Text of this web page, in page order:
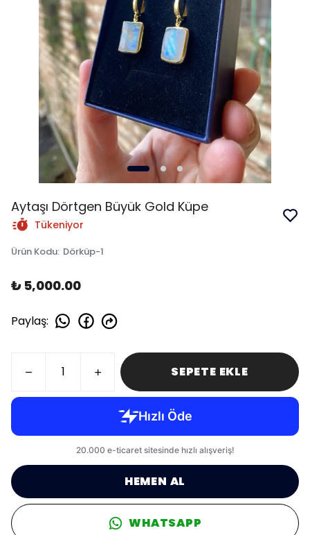
Aytaşı Dörtgen Büyük Gold Küpe
Tükeniyor
Ürün Kodu: Dörküp-1
₺ 5,000.00
Paylaş:
SEPETE EKLE
HEMEN AL
WHATSAPP